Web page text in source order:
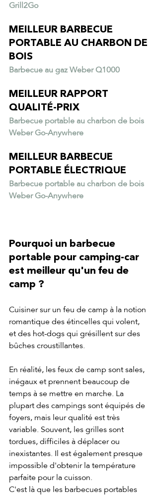
Grill2Go
MEILLEUR BARBECUE
PORTABLE AU CHARBON DE
BOIS
Barbecue au gaz Weber Q1000
MEILLEUR RAPPORT
QUALITÉ-PRIX
Barbecue portable au charbon de bois
Weber Go-Anywhere
MEILLEUR BARBECUE
PORTABLE ÉLECTRIQUE
Barbecue portable au charbon de bois
Weber Go-Anywhere
Pourquoi un barbecue
portable pour camping-car
est meilleur qu'un feu de
camp ?
Cuisiner sur un feu de camp à la notion
romantique des étincelles qui volent,
et des hot-dogs qui grésillent sur des
bûches croustillantes.
En réalité, les feux de camp sont sales,
inégaux et prennent beaucoup de
temps à se mettre en marche. La
plupart des campings sont équipés de
foyers, mais leur qualité est très
variable. Souvent, les grilles sont
tordues, difficiles à déplacer ou
inexistantes. Il est également presque
impossible d'obtenir la température
parfaite pour la cuisson.
C'est là que les barbecues portables